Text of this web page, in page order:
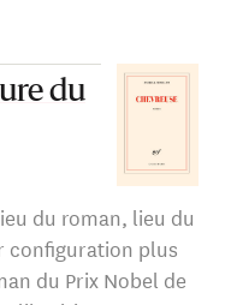
du
du roman, lieu du
configuration plus
du Prix Nobel de